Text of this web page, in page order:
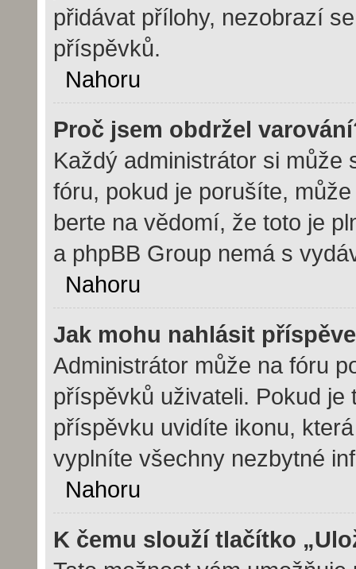
přidávat přílohy, nezobrazí
příspěvků.
Nahoru
Proč jsem obdržel
Každý administrátor si může
fóru, pokud je porušíte,
berte na vědomí, že toto je
a phpBB Group nemá s
Nahoru
Jak mohu nahlásit
Administrátor může na fóru
příspěvků uživateli. Pokud
příspěvku uvidíte ikonu,
vyplníte všechny nezbytné
Nahoru
K čemu slouží tlačítko